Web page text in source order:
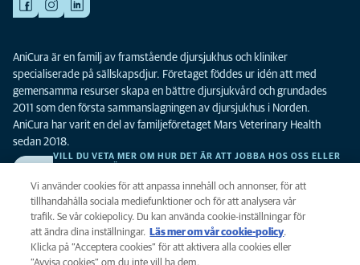
AniCura är en familj av framstående djursjukhus och kliniker
specialiserade på sällskapsdjur. Företaget föddes ur idén att med
gemensamma resurser skapa en bättre djursjukvård och grundades
2011 som den första sammanslagningen av djursjukhus i Norden.
AniCura har varit en del av familjeföretaget Mars Veterinary Health
sedan 2018.
VILL DU VETA MER OM HUR DET ÄR ATT JOBBA HOS OSS ELLER
Integritet
Legalt
Vi använder cookies för att anpassa innehåll och annonser, för att
tillhandahålla sociala mediefunktioner och för att analysera vår
trafik. Se vår cokiepolicy. Du kan använda cookie-inställningar för
att ändra dina inställningar.
Läs mer om vår cookie-policy(opens in a
new tab)
.
Klicka på ”Acceptera cookies” för att aktivera alla cookies eller